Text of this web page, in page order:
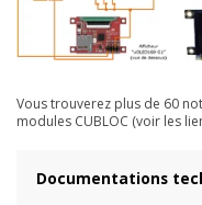
Vous trouverez plus de 60
modules CUBLOC (voir les
Documentations